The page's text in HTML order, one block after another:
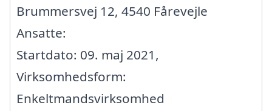
Brummersvej 12, 4540 Fårevejle
Ansatte:
Startdato: 09. maj 2021,
Virksomhedsform:
Enkeltmandsvirksomhed